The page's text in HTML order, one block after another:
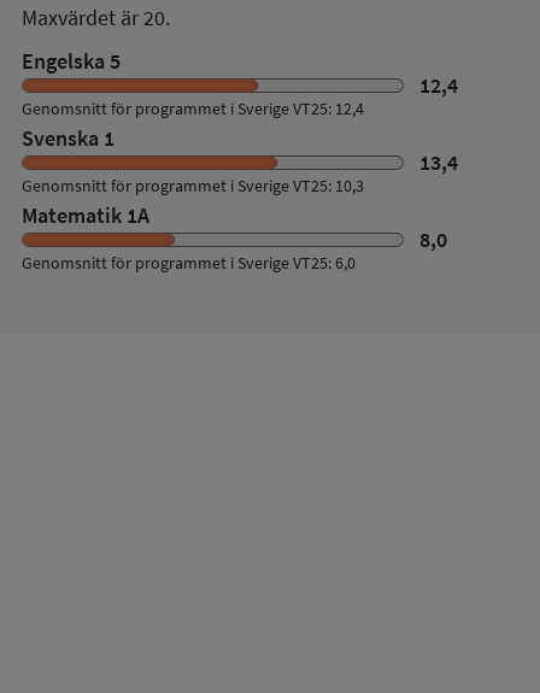
prov
Maxvärdet är 20.
Engelska 5
12,4
Genomsnitt för programmet i Sverige VT25: 12,4
Svenska 1
13,4
Genomsnitt för programmet i Sverige VT25: 10,3
Matematik 1A
8,0
Genomsnitt för programmet i Sverige VT25: 6,0